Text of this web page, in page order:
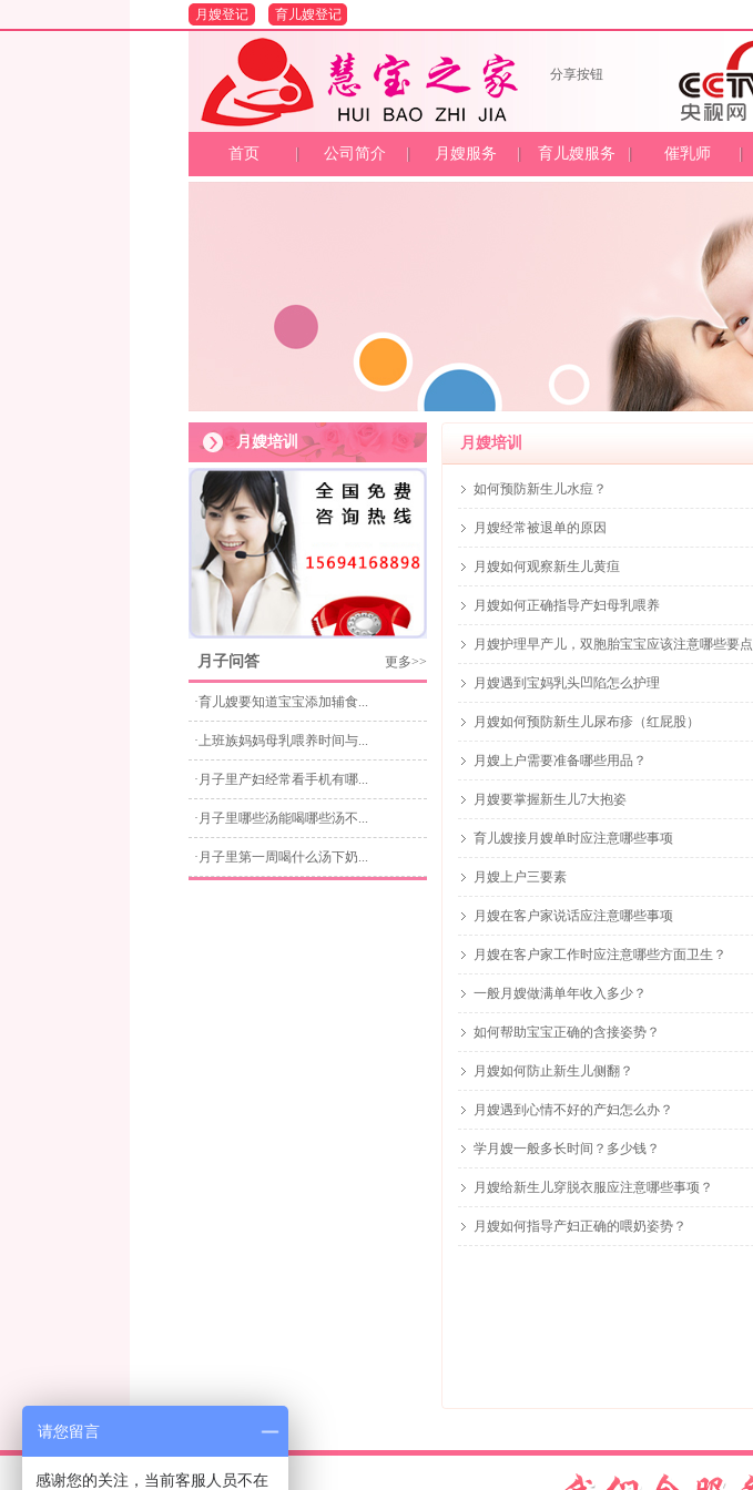
月嫂登记 育儿嫂登记
分享按钮
首页 公司简介 月嫂服务 育儿嫂服务 催乳师
月嫂培训
更多>>
月子问答
·育儿嫂要知道宝宝添加辅食...
·上班族妈妈母乳喂养时间与...
·月子里产妇经常看手机有哪...
·月子里哪些汤能喝哪些汤不...
·月子里第一周喝什么汤下奶...
月嫂培训
如何预防新生儿水痘？
月嫂经常被退单的原因
月嫂如何观察新生儿黄疸
月嫂如何正确指导产妇母乳喂养
月嫂护理早产儿，双胞胎宝宝应该注意哪些要点
月嫂遇到宝妈乳头凹陷怎么护理
月嫂如何预防新生儿尿布疹（红屁股）
月嫂上户需要准备哪些用品？
月嫂要掌握新生儿7大抱姿
育儿嫂接月嫂单时应注意哪些事项
月嫂上户三要素
月嫂在客户家说话应注意哪些事项
月嫂在客户家工作时应注意哪些方面卫生？
一般月嫂做满单年收入多少？
如何帮助宝宝正确的含接姿势？
月嫂如何防止新生儿侧翻？
月嫂遇到心情不好的产妇怎么办？
学月嫂一般多长时间？多少钱？
月嫂给新生儿穿脱衣服应注意哪些事项？
月嫂如何指导产妇正确的喂奶姿势？
请您留言
感谢您的关注，当前客服人员不在